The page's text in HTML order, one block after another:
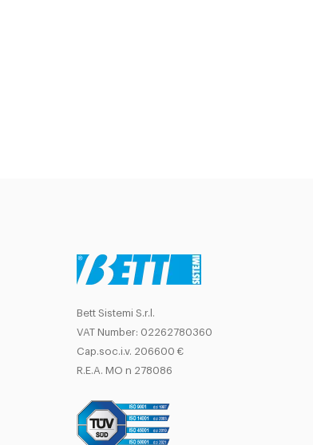
Bett Sistemi S.r.l.
VAT Number: 02262780360
Cap.soc.i.v. 206600 €
R.E.A. MO n 278086